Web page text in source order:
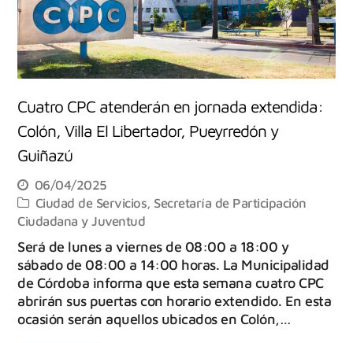
Cuatro CPC atenderán en jornada extendida:
Colón, Villa El Libertador, Pueyrredón y
Guiñazú
06/04/2025
Ciudad de Servicios, Secretaría de Participación
Ciudadana y Juventud
Será de lunes a viernes de 08:00 a 18:00 y
sábado de 08:00 a 14:00 horas. La Municipalidad
de Córdoba informa que esta semana cuatro CPC
abrirán sus puertas con horario extendido. En esta
ocasión serán aquellos ubicados en Colón,…